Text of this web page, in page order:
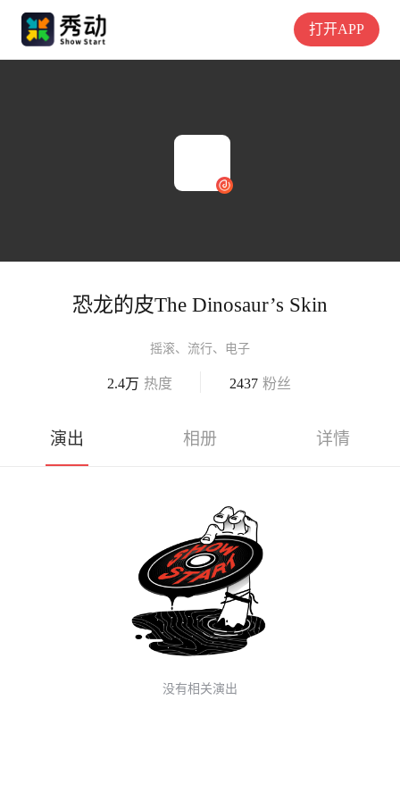
打开APP
恐龙的皮The Dinosaur’s Skin
摇滚、流行、电子
2.4万 热度 2437 粉丝
演出 相册 详情
没有相关演出